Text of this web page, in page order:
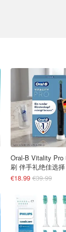
Oral-B Vitality Pro
刷 伴手礼绝佳选择
€18.99 €39.99